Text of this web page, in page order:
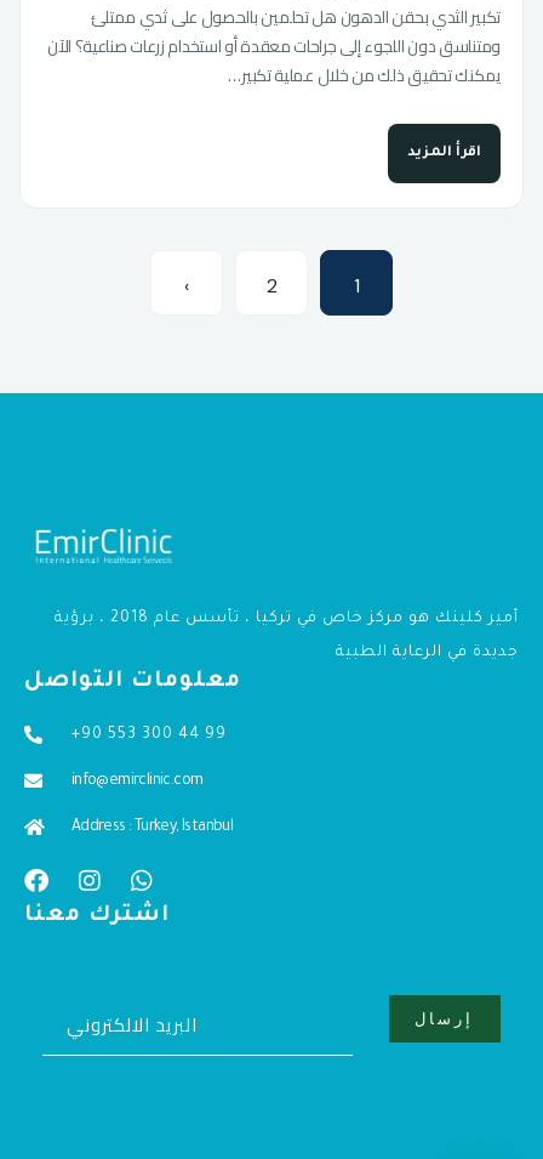
تكبير الثدي بحقن الدهون هل تحلمين بالحصول على ثدي ممتلئ
ومتناسق دون اللجوء إلى جراحات معقدة أو استخدام زرعات صناعية؟ الآن
يمكنك تحقيق ذلك من خلال عملية تكبير…
اقرأ المزيد
1
2
›
أمير كلينك هو مركز خاص في تركيا ، تأسس عام 2018 ، برؤية
جديدة في الرعاية الطبية
معلومات التواصل
+90 553 300 44 99
info@emirclinic.com
Address : Turkey, Istanbul
اشترك معنا